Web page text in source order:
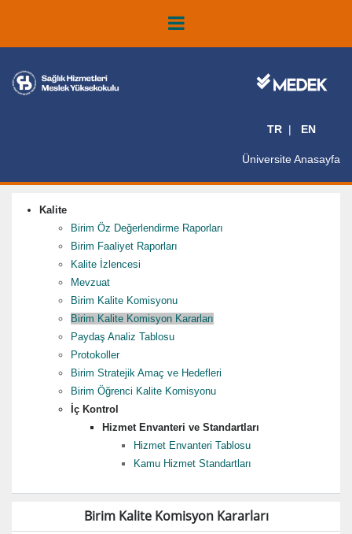
TR EN
Üniversite Anasayfa
Kalite
Birim Öz Değerlendirme Raporları
Birim Faaliyet Raporları
Kalite İzlencesi
Mevzuat
Birim Kalite Komisyonu
Birim Kalite Komisyon Kararları
Paydaş Analiz Tablosu
Protokoller
Birim Stratejik Amaç ve Hedefleri
Birim Öğrenci Kalite Komisyonu
İç Kontrol
Hizmet Envanteri ve Standartları
Hizmet Envanteri Tablosu
Kamu Hizmet Standartları
Birim Kalite Komisyon Kararları